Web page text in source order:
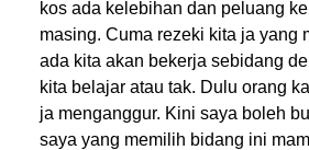
kos ada kelebihan dan peluang
masing. Cuma rezeki kita ja yang
ada kita akan bekerja sebidang
kita belajar atau tak. Dulu orang
ja menganggur. Kini saya boleh
saya yang memilih bidang ini